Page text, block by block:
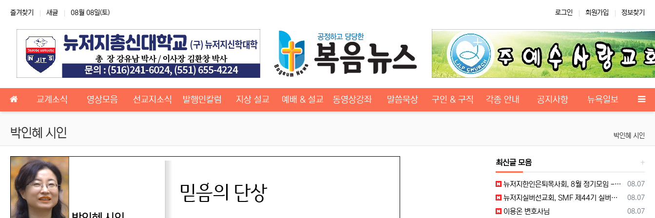
상단 네비
즐겨찾기 새글 08월 08일(토) 로그인 회원가입 정보찾기
메인 메뉴교계소식 영상모음 선교지소식 발행인칼럼 지상 설교 예배 & 설교 동영상강좌 말씀묵상 구인 & 구직 각종 안내 공지사항 뉴욕일보
박인혜 시인 박인혜 시인
최신글 모음
등록일
08.07
뉴저지한인은퇴목사회, 8월 정기모임 --- "요한처럼 예수님만 높이며 살자"
등록일
08.07
뉴저지실버선교회, SMF 제44기 실버미션스쿨 수강생 모집
등록일
08.07
이용온 변호사님